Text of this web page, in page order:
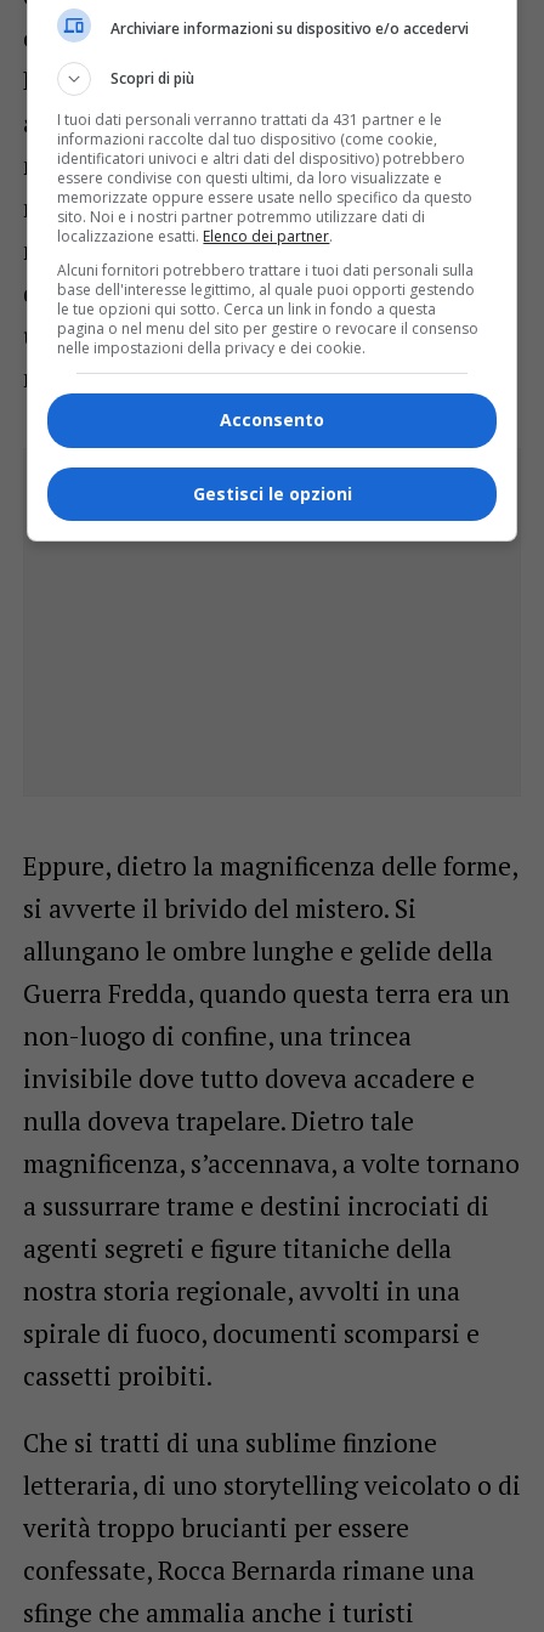
ogni stanza in un santuario di suggestioni.
Lo si avverte nell’eleganza sinuosa degli
arredi Liberty. Lo si percepisce dinanzi alla
maestosa ruota del pavone. E lo si respira
nella quiete dell’orangerie e nello sguardo
muto delle storiche stoviglie della Galvani
di Pordenone, silenziose testimoni di
un’Italia colta e raffinata che purtroppo
non c’è più.
Eppure, dietro la magnificenza delle forme,
si avverte il brivido del mistero. Si
allungano le ombre lunghe e gelide della
Guerra Fredda, quando questa terra era un
non-luogo di confine, una trincea
invisibile dove tutto doveva accadere e
nulla doveva trapelare. Dietro tale
magnificenza, s’accennava, a volte tornano
a sussurrare trame e destini incrociati di
agenti segreti e figure titaniche della
nostra storia regionale, avvolti in una
spirale di fuoco, documenti scomparsi e
cassetti proibiti.
Che si tratti di una sublime finzione
letteraria, di uno storytelling veicolato o di
verità troppo brucianti per essere
confessate, Rocca Bernarda rimane una
sfinge che ammalia anche i turisti
Archiviare informazioni su dispositivo e/o accedervi
Scopri di più
I tuoi dati personali verranno trattati da 431 partner e le
informazioni raccolte dal tuo dispositivo (come cookie,
identificatori univoci e altri dati del dispositivo) potrebbero
essere condivise con questi ultimi, da loro visualizzate e
memorizzate oppure essere usate nello specifico da questo
sito. Noi e i nostri partner potremmo utilizzare dati di
localizzazione esatti. Elenco dei partner.
Alcuni fornitori potrebbero trattare i tuoi dati personali sulla
base dell'interesse legittimo, al quale puoi opporti gestendo
le tue opzioni qui sotto. Cerca un link in fondo a questa
pagina o nel menu del sito per gestire o revocare il consenso
nelle impostazioni della privacy e dei cookie.
Acconsento
Gestisci le opzioni